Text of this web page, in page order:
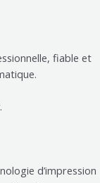
fiable et
d’impression